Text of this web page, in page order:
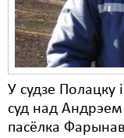
У судзе Полацку
суд над
пасёлка
Сацыяльныя правы